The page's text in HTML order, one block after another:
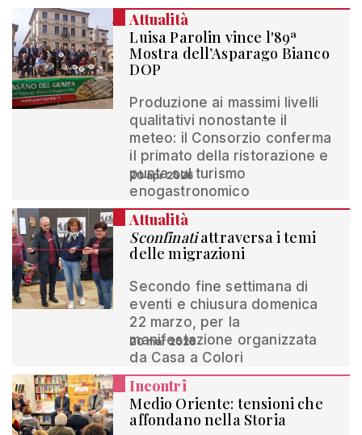
Attualità
Luisa Parolin vince l'89ª
Mostra dell’Asparago Bianco
DOP
Produzione ai massimi livelli
qualitativi nonostante il
meteo: il Consorzio conferma
il primato della ristorazione e
punta sul turismo
enogastronomico
20 apr 2026
Attualità
Sconfinatiattraversa i temi
delle migrazioni
Secondo fine settimana di
eventi e chiusura domenica
22 marzo, per la
manifestazione organizzata
da Casa a Colori
20 mar 2026
Incontri
Medio Oriente: tensioni che
affondano nella Storia